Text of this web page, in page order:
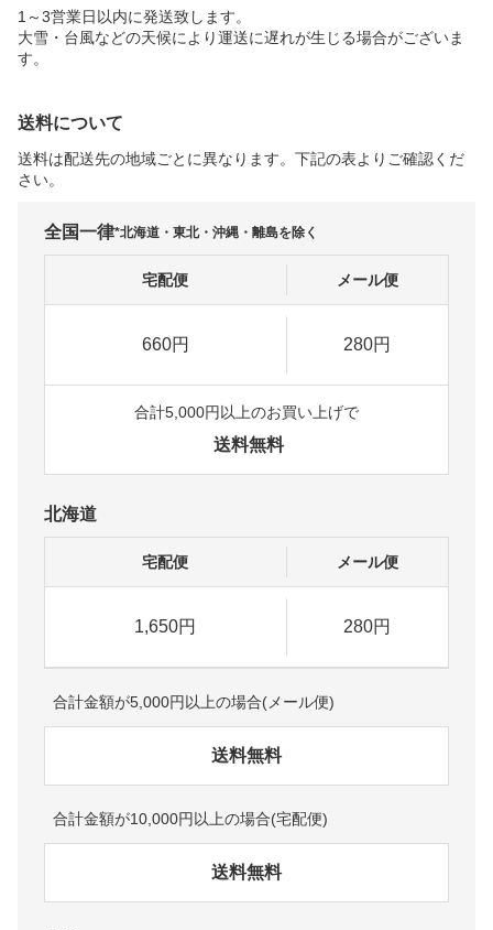
1～3営業日以内に発送致します。
大雪・台風などの天候により運送に遅れが生じる場合がございま
す。
送料について
送料は配送先の地域ごとに異なります。下記の表よりご確認くだ
さい。
全国一律*北海道・東北・沖縄・離島を除く
宅配便 メール便
660円 280円
合計5,000円以上のお買い上げで
送料無料
北海道
宅配便 メール便
1,650円 280円
合計金額が5,000円以上の場合(メール便)
送料無料
合計金額が10,000円以上の場合(宅配便)
送料無料